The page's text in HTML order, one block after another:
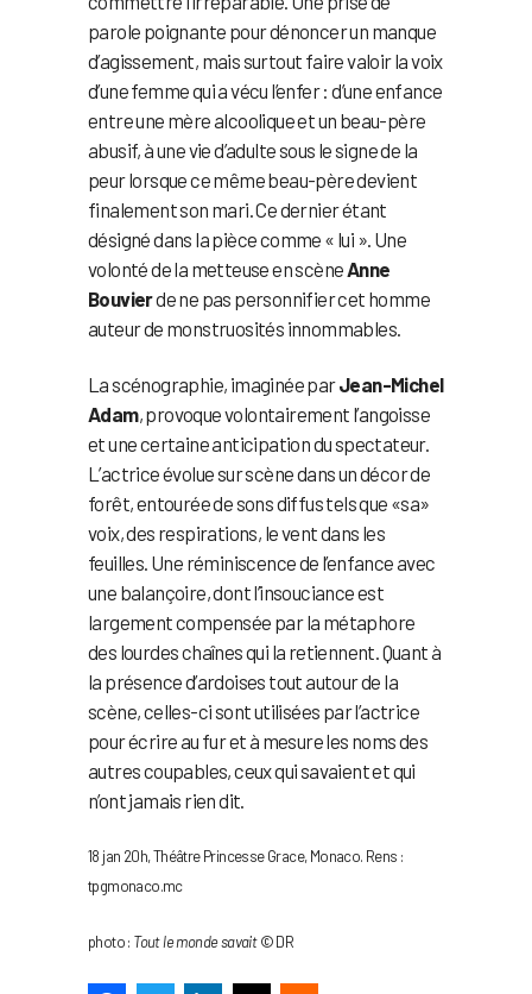
parole poignante pour dénoncer un manque
d’agissement, mais surtout faire valoir la voix
d’une femme qui a vécu l’enfer : d’une enfance
entre une mère alcoolique et un beau-père
abusif, à une vie d’adulte sous le signe de la
peur lorsque ce même beau-père devient
finalement son mari. Ce dernier étant
désigné dans la pièce comme « lui ». Une
volonté de la metteuse en scène Anne
Bouvierde ne pas personnifier cet homme
auteur de monstruosités innommables.
La scénographie, imaginée parJean-Michel
Adam, provoque volontairement l’angoisse
et une certaine anticipation du spectateur.
L’actrice évolue sur scène dans un décor de
forêt, entourée de sons diffus tels que «sa»
voix, des respirations, le vent dans les
feuilles. Une réminiscence de l’enfance avec
une balançoire, dont l’insouciance est
largement compensée par la métaphore
des lourdes chaînes qui la retiennent. Quant à
la présence d’ardoises tout autour de la
scène, celles-ci sont utilisées par l’actrice
pour écrire au fur et à mesure les noms des
autres coupables, ceux qui savaient et qui
n’ont jamais rien dit.
18 jan 20h, Théâtre Princesse Grace, Monaco. Rens :
tpgmonaco.mc
photo : Tout le monde savait© DR